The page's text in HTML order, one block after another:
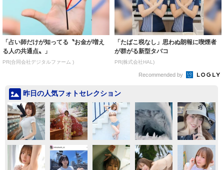
「占い師だけが知ってる〝お金が増え
る人の共通点〟」
PR(合同会社デジタルファーム )
「たばこ税なし」思わぬ朗報に喫煙者
が群がる新型タバコ
PR(株式会社HAL)
Recommended by
昨日の人気フォトセレクション